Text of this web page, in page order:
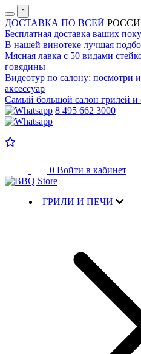
˟
ДОСТАВКА ПО ВСЕЙ
Бесплатная доставка ваших
В нашей винотеке лучшая
Мясная лавка с 50 видами
говядины
Видеотур по салону: посмотри
аксессуар
Самый большой салон грилей и
8 495 662 3000
0 Войти в кабинет
ГРИЛИ И ПЕЧИ